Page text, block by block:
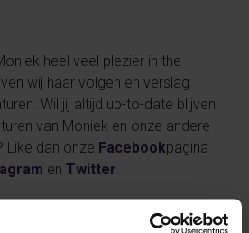
heel veel plezier in the
wij haar volgen en verslag
Wil jij altijd up-to-date blijven
van Moniek en onze andere
Like dan onze Facebookpagina
en Twitter